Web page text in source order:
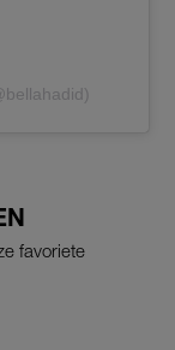
favoriete